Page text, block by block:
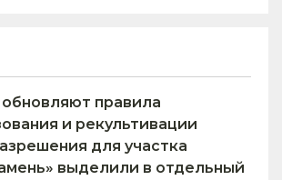
правила
и рекультивации
для участка
выделили в отдельный